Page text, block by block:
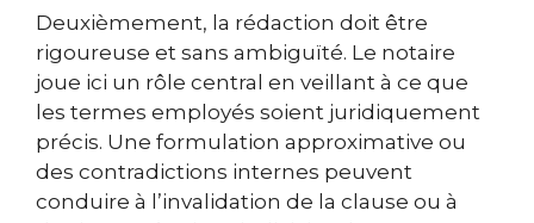
Deuxièmement, la rédaction doit être
rigoureuse et sans ambiguïté. Le notaire
joue ici un rôle central en veillant à ce que
les termes employés soient juridiquement
précis. Une formulation approximative ou
des contradictions internes peuvent
conduire à l’invalidation de la clause ou à